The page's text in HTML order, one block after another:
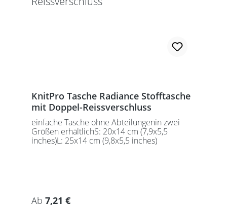
KnitPro Tasche Radiance Stofftasche
mit Doppel-Reissverschluss
einfache Tasche ohne Abteilungenin zwei
Größen erhältlichS: 20x14 cm (7,9x5,5
inches)L: 25x14 cm (9,8x5,5 inches)
Regulärer Preis:
Ab 7,21 €